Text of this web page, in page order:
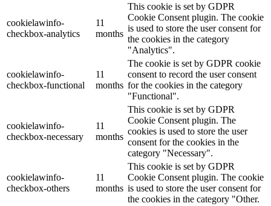
cookielawinfo-
checkbox-analytics
11
months
This cookie is set by GDPR
Cookie Consent plugin. The cookie
is used to store the user consent for
the cookies in the category
"Analytics".
cookielawinfo-
checkbox-functional
11
months
The cookie is set by GDPR cookie
consent to record the user consent
for the cookies in the category
"Functional".
cookielawinfo-
checkbox-necessary
11
months
This cookie is set by GDPR
Cookie Consent plugin. The
cookies is used to store the user
consent for the cookies in the
category "Necessary".
cookielawinfo-
checkbox-others
11
months
This cookie is set by GDPR
Cookie Consent plugin. The cookie
is used to store the user consent for
the cookies in the category "Other.